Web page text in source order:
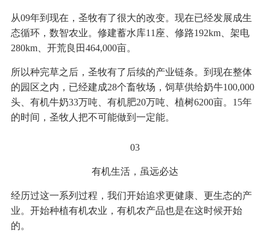
从09年到现在，圣牧有了很大的改变。现在已经发展成生
态循环，数智农业。修建蓄水库11座、修路192km、架电
280km、开荒良田464,000亩。
所以种完草之后，圣牧有了后续的产业链条。到现在整体
的园区之内，已经建成28个畜牧场，饲草供给奶牛100,000
头、有机牛奶33万吨、有机肥20万吨、植树6200亩。15年
的时间，圣牧人把不可能做到一定能。
03
有机生活，虽远必达
经历过这一系列过程，我们开始追求更健康、更生态的产
业。开始种植有机农业，有机农产品也是在这时候开始
的。